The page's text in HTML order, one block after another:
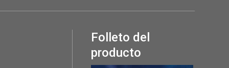
Folleto del
producto